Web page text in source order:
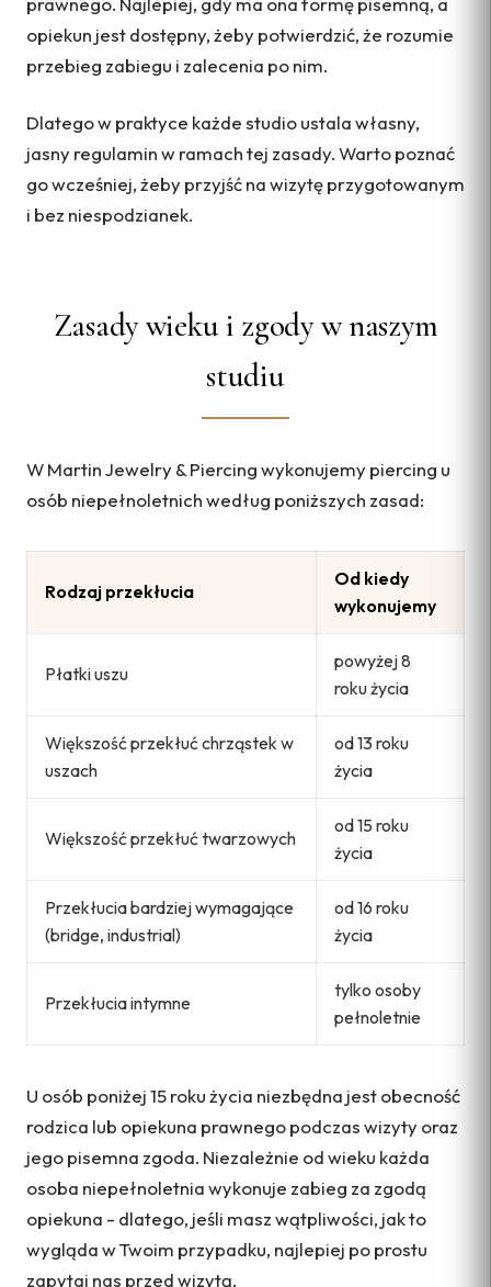
opiekun jest dostępny, żeby potwierdzić, że rozumie
przebieg zabiegu i zalecenia po nim.
Dlatego w praktyce każde studio ustala własny,
jasny regulamin w ramach tej zasady. Warto poznać
go wcześniej, żeby przyjść na wizytę przygotowanym
i bez niespodzianek.
Zasady wieku i zgody w naszym
studiu
W Martin Jewelry & Piercing wykonujemy piercing u
osób niepełnoletnich według poniższych zasad:
Rodzaj przekłucia
Od kiedy
wykonujemy
Płatki uszu
powyżej 8
roku życia
Większość przekłuć chrząstek w
uszach
od 13 roku
życia
Większość przekłuć twarzowych
od 15 roku
życia
Przekłucia bardziej wymagające
(bridge, industrial)
od 16 roku
życia
Przekłucia intymne
tylko osoby
pełnoletnie
U osób poniżej 15 roku życia niezbędna jest obecność
rodzica lub opiekuna prawnego podczas wizyty oraz
jego pisemna zgoda. Niezależnie od wieku każda
osoba niepełnoletnia wykonuje zabieg za zgodą
opiekuna - dlatego, jeśli masz wątpliwości, jak to
wygląda w Twoim przypadku, najlepiej po prostu
zapytaj nas przed wizytą.